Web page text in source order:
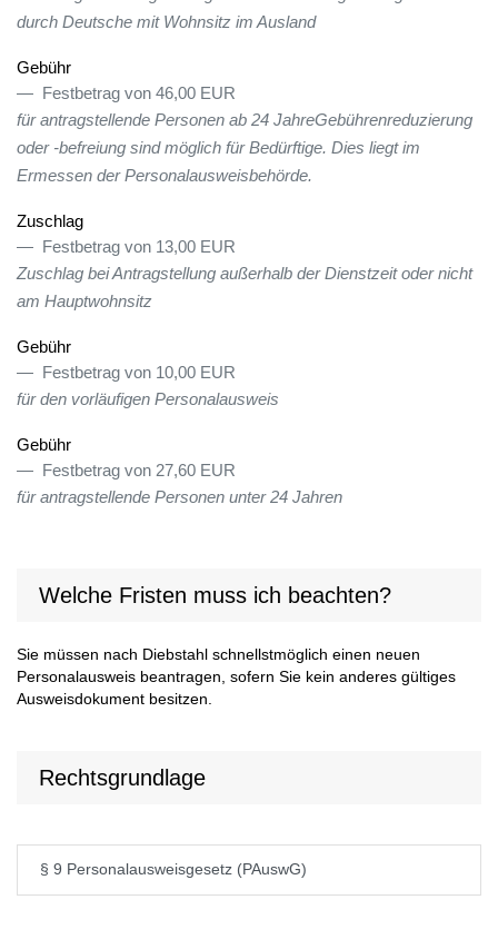
durch Deutsche mit Wohnsitz im Ausland
Gebühr
Festbetrag von 46,00 EUR
für antragstellende Personen ab 24 JahreGebührenreduzierung
oder -befreiung sind möglich für Bedürftige. Dies liegt im
Ermessen der Personalausweisbehörde.
Zuschlag
Festbetrag von 13,00 EUR
Zuschlag bei Antragstellung außerhalb der Dienstzeit oder nicht
am Hauptwohnsitz
Gebühr
Festbetrag von 10,00 EUR
für den vorläufigen Personalausweis
Gebühr
Festbetrag von 27,60 EUR
für antragstellende Personen unter 24 Jahren
Welche Fristen muss ich beachten?
Sie müssen nach Diebstahl schnellstmöglich einen neuen
Personalausweis beantragen, sofern Sie kein anderes gültiges
Ausweisdokument besitzen.
Rechtsgrundlage
§ 9 Personalausweisgesetz (PAuswG)